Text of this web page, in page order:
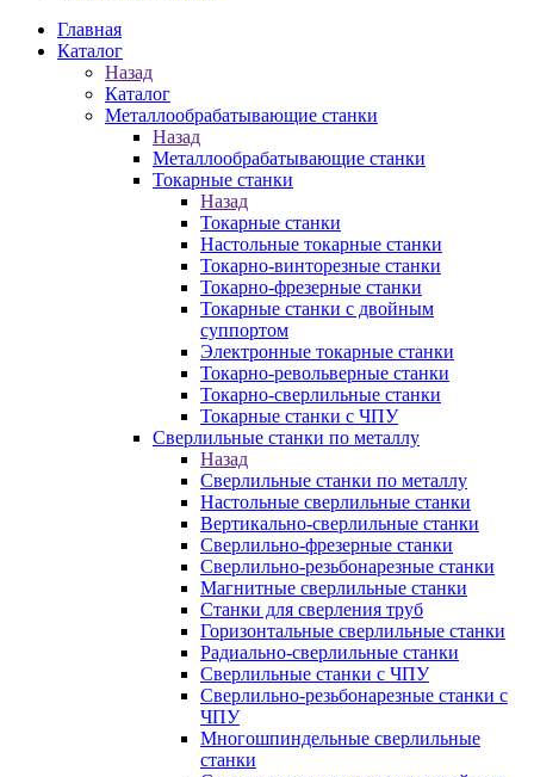
Главная
Каталог
Назад
Каталог
Металлообрабатывающие станки
Назад
Металлообрабатывающие станки
Токарные станки
Назад
Токарные станки
Настольные токарные станки
Токарно-винторезные станки
Токарно-фрезерные станки
Токарные станки с двойным
суппортом
Электронные токарные станки
Токарно-револьверные станки
Токарно-сверлильные станки
Токарные станки с ЧПУ
Сверлильные станки по металлу
Назад
Сверлильные станки по металлу
Настольные сверлильные станки
Вертикально-сверлильные станки
Сверлильно-фрезерные станки
Сверлильно-резьбонарезные станки
Магнитные сверлильные станки
Станки для сверления труб
Горизонтальные сверлильные станки
Радиально-сверлильные станки
Сверлильные станки с ЧПУ
Сверлильно-резьбонарезные станки с
ЧПУ
Многошпиндельные сверлильные
станки